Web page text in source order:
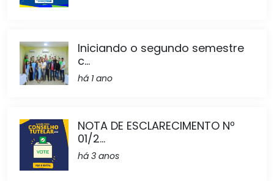
Iniciando o segundo semestre
c...
há 1 ano
NOTA DE ESCLARECIMENTO Nº
01/2...
há 3 anos